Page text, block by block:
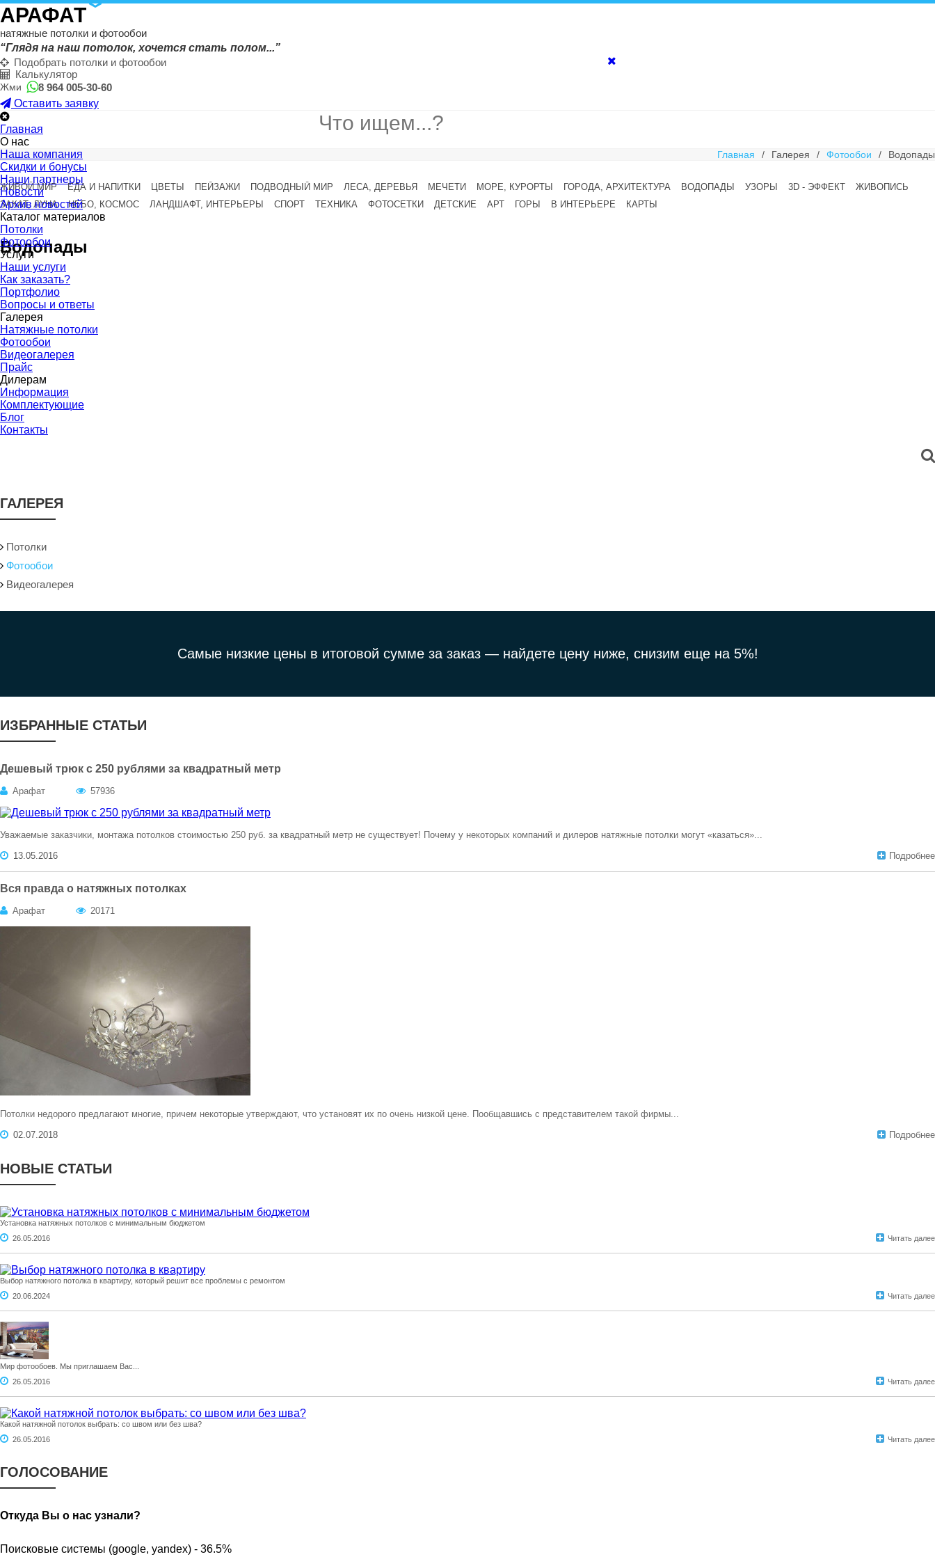
АРАФАТ
натяжные потолки и фотообои
“Глядя на наш потолок, хочется стать полом...”
Подобрать потолки и фотообои
Калькулятор
Жми
8 964 005-30-60
Оставить заявку
Главная
О нас
Наша компания
Скидки и бонусы
Наши партнеры
Новости
Архив новостей
Каталог материалов
Потолки
Фотообои
Услуги
Наши услуги
Как заказать?
Портфолио
Вопросы и ответы
Галерея
Натяжные потолки
Фотообои
Видеогалерея
Прайс
Дилерам
Информация
Комплектующие
Блог
Контакты
Главная / Галерея / Фотообои / Водопады
ЖИВОЙ МИР ЕДА И НАПИТКИ ЦВЕТЫ ПЕЙЗАЖИ ПОДВОДНЫЙ МИР ЛЕСА, ДЕРЕВЬЯ МЕЧЕТИ МОРЕ, КУРОРТЫ ГОРОДА, АРХИТЕКТУРА ВОДОПАДЫ УЗОРЫ 3D - ЭФФЕКТ
ЖИВОПИСЬ
ЗАКАТ, ЛУНА
НЕБО, КОСМОС ЛАНДШАФТ, ИНТЕРЬЕРЫ СПОРТ ТЕХНИКА ФОТОСЕТКИ ДЕТСКИЕ АРТ ГОРЫ В ИНТЕРЬЕРЕ КАРТЫ
Водопады
ГАЛЕРЕЯ
Потолки
Фотообои
Видеогалерея
Самые низкие цены в итоговой сумме за заказ — найдете цену ниже, снизим еще на 5%!
ИЗБРАННЫЕ СТАТЬИ
Дешевый трюк с 250 рублями за квадратный метр
Арафат 57936
Уважаемые заказчики, монтажа потолков стоимостью 250 руб. за квадратный метр не существует! Почему у некоторых компаний и дилеров натяжные потолки могут «казаться»...
13.05.2016
Подробнее
Вся правда о натяжных потолках
Арафат 20171
Потолки недорого предлагают многие, причем некоторые утверждают, что установят их по очень низкой цене. Пообщавшись с представителем такой фирмы...
02.07.2018
Подробнее
НОВЫЕ СТАТЬИ
Установка натяжных потолков с минимальным бюджетом
26.05.2016
Читать далее
Выбор натяжного потолка в квартиру, который решит все проблемы с ремонтом
20.06.2024
Читать далее
Мир фотообоев. Мы приглашаем Вас...
26.05.2016
Читать далее
Какой натяжной потолок выбрать: со швом или без шва?
26.05.2016
Читать далее
ГОЛОСОВАНИЕ
Откуда Вы о нас узнали?
Поисковые системы (google, yandex) - 36.5%